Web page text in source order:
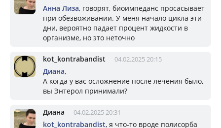
Анна Лиза, говорят, биоимпеданс просасывает
при обезвоживании. У меня начало цикла эти
дни, вероятно падает процент жидкости в
организме, но это неточно
kot_kontrabandist 04.02.2025 20:15
Диана,
А когда у вас осложнение после лечения было,
вы Энтерол принимали?
Диана 04.02.2025 20:31
kot_kontrabandist, я что-то вроде полисорба